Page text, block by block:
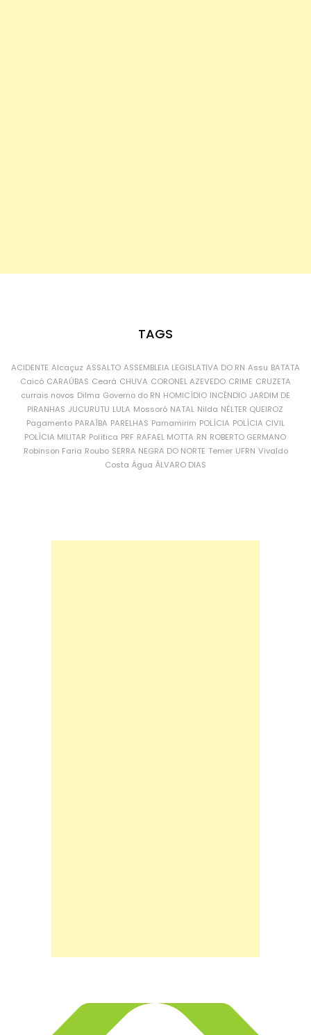
TAGS
ACIDENTE Alcaçuz ASSALTO ASSEMBLEIA LEGISLATIVA DO RN Assu BATATA
Caicó CARAÚBAS Ceará CHUVA CORONEL AZEVEDO CRIME CRUZETA
currais novos Dilma Governo do RN HOMICÍDIO INCÊNDIO JARDIM DE
PIRANHAS JUCURUTU LULA Mossoró NATAL Nilda NÉLTER QUEIROZ
Pagamento PARAÍBA PARELHAS Parnamirim POLÍCIA POLÍCIA CIVIL
POLÍCIA MILITAR Política PRF RAFAEL MOTTA RN ROBERTO GERMANO
Robinson Faria Roubo SERRA NEGRA DO NORTE Temer UFRN Vivaldo
Costa Água ÁLVARO DIAS